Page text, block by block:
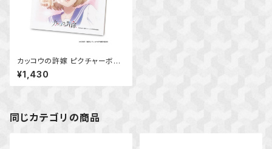
カッコウの許嫁 ピクチャーボー
ド小 (海野 幸)
¥1,430
同じカテゴリの商品